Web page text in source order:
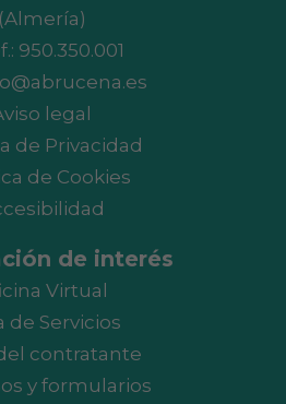
(Almería)
950.350.001
legal
de Privacidad
de Cookies
de interés
Virtual
de Servicios
contratante
y formularios